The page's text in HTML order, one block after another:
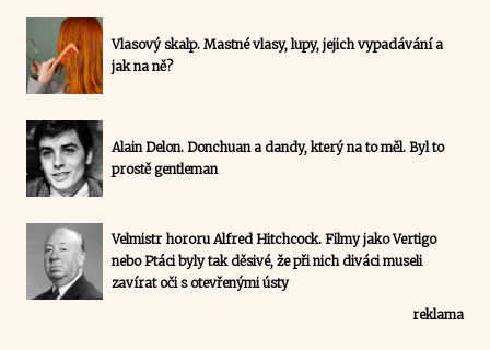
Vlasový skalp. Mastné vlasy, lupy, jejich vypadávání a
jak na ně?
Alain Delon. Donchuan a dandy, který na to měl. Byl to
prostě gentleman
Velmistr hororu Alfred Hitchcock. Filmy jako Vertigo
nebo Ptáci byly tak děsivé, že při nich diváci museli
zavírat oči s otevřenými ústy
reklama